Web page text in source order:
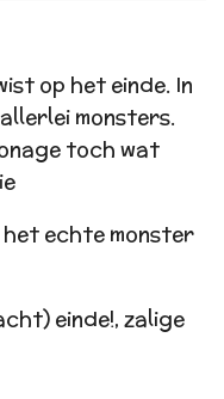
op het einde. In
monsters.
toch wat
echte monster
einde!, zalige